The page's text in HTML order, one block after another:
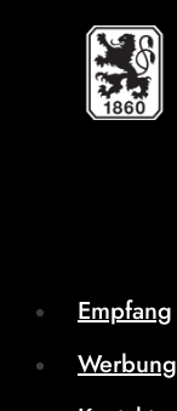
Empfang
Werbung